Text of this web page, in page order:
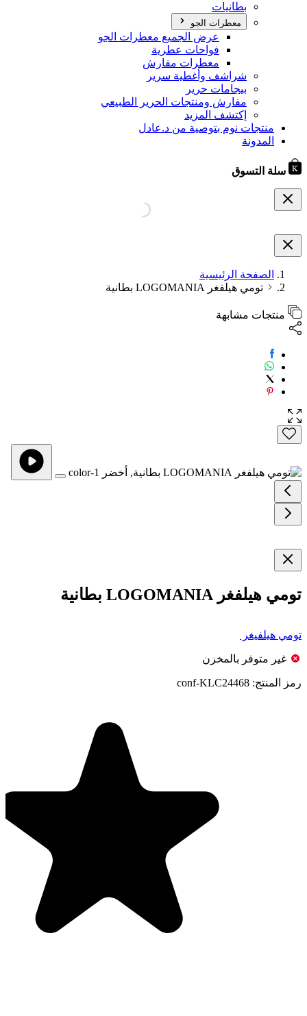
بطانيات
معطرات الجو
عرض الجميع معطرات الجو
فواحات عطرية
معطرات مفارش
شراشف وأغطية سرير
بيجامات حرير
مفارش ومنتجات الحرير الطبيعي
إكتشف المزيد
منتجات نوم بتوصية من د.عادل
المدونة
سلة التسوق
الصفحة الرئيسية
تومي هيلفغر LOGOMANIA بطانية
منتجات مشابهة
تومي هيلفغر LOGOMANIA بطانية
تومي هيلفيغر
غير متوفر بالمخزن
رمز المنتج: conf-KLC24468